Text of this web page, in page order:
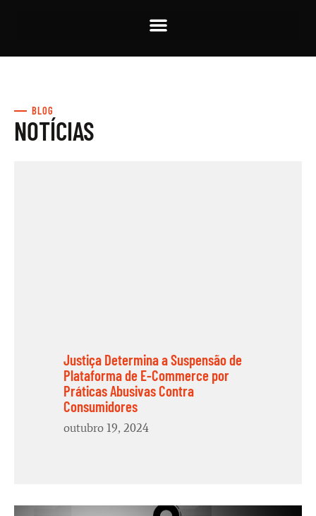
BLOG
NOTÍCIAS
Justiça Determina a Suspensão de
Plataforma de E-Commerce por
Práticas Abusivas Contra
Consumidores
outubro 19, 2024